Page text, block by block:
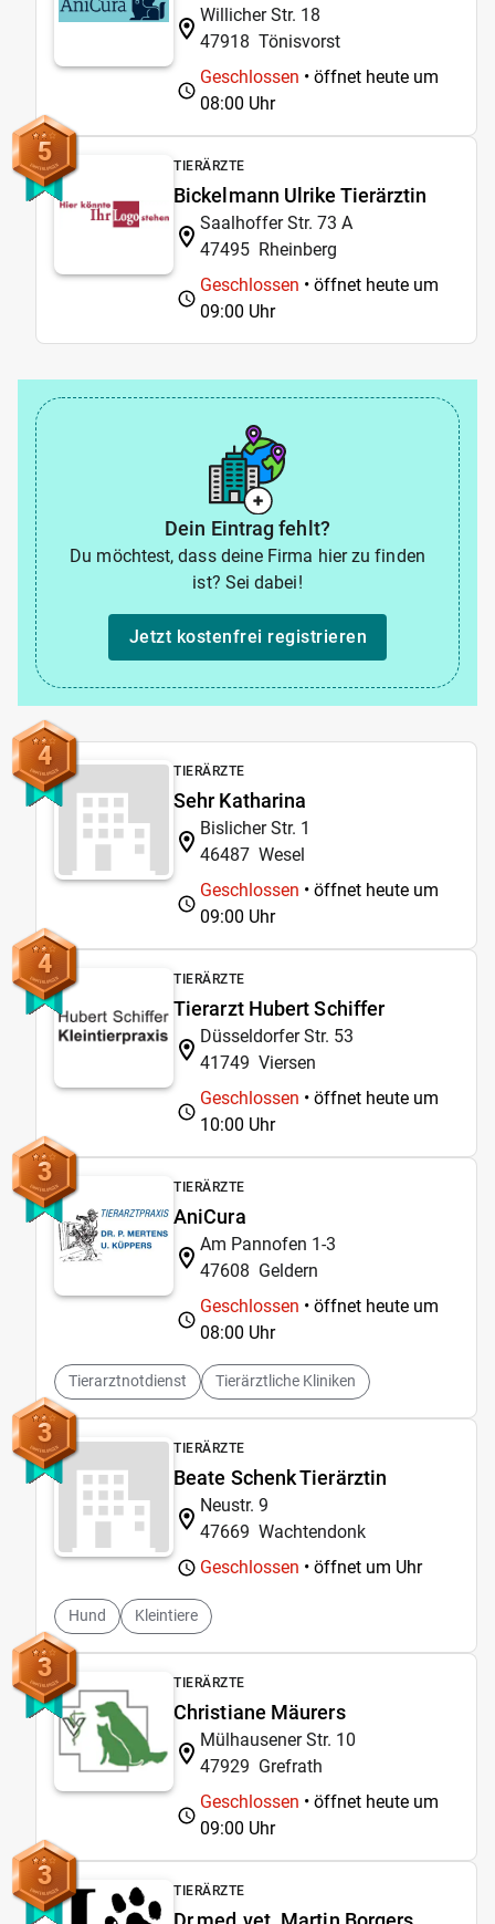
Willicher Str. 18
47918 Tönisvorst
Geschlossen • öffnet heute um
08:00 Uhr
5 TIERÄRZTE
Bickelmann Ulrike Tierärztin
Saalhoffer Str. 73 A
47495 Rheinberg
Geschlossen • öffnet heute um
09:00 Uhr
Dein Eintrag fehlt?
Du möchtest, dass deine Firma hier zu finden
ist? Sei dabei!
Jetzt kostenfrei registrieren
4 TIERÄRZTE
Sehr Katharina
Bislicher Str. 1
46487 Wesel
Geschlossen • öffnet heute um
09:00 Uhr
4 TIERÄRZTE
Tierarzt Hubert Schiffer
Düsseldorfer Str. 53
41749 Viersen
Geschlossen • öffnet heute um
10:00 Uhr
3 TIERÄRZTE
AniCura
Am Pannofen 1-3
47608 Geldern
Geschlossen • öffnet heute um
08:00 Uhr
Tierarztnotdienst Tierärztliche Kliniken
3 TIERÄRZTE
Beate Schenk Tierärztin
Neustr. 9
47669 Wachtendonk
Geschlossen • öffnet um Uhr
Hund Kleintiere
3 TIERÄRZTE
Christiane Mäurers
Mülhausener Str. 10
47929 Grefrath
Geschlossen • öffnet heute um
09:00 Uhr
3 TIERÄRZTE